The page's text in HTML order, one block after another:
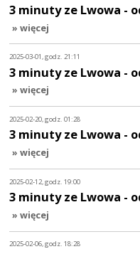
3 minuty ze Lwowa -
» więcej
2025-03-01, godz. 21:11
3 minuty ze Lwowa -
» więcej
2025-02-20, godz. 01:28
3 minuty ze Lwowa -
» więcej
2025-02-12, godz. 19:00
3 minuty ze Lwowa -
» więcej
2025-02-06, godz. 18:28